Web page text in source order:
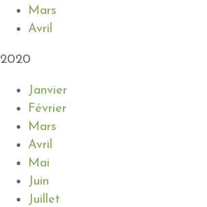
Mars
Avril
2020
Janvier
Février
Mars
Avril
Mai
Juin
Juillet